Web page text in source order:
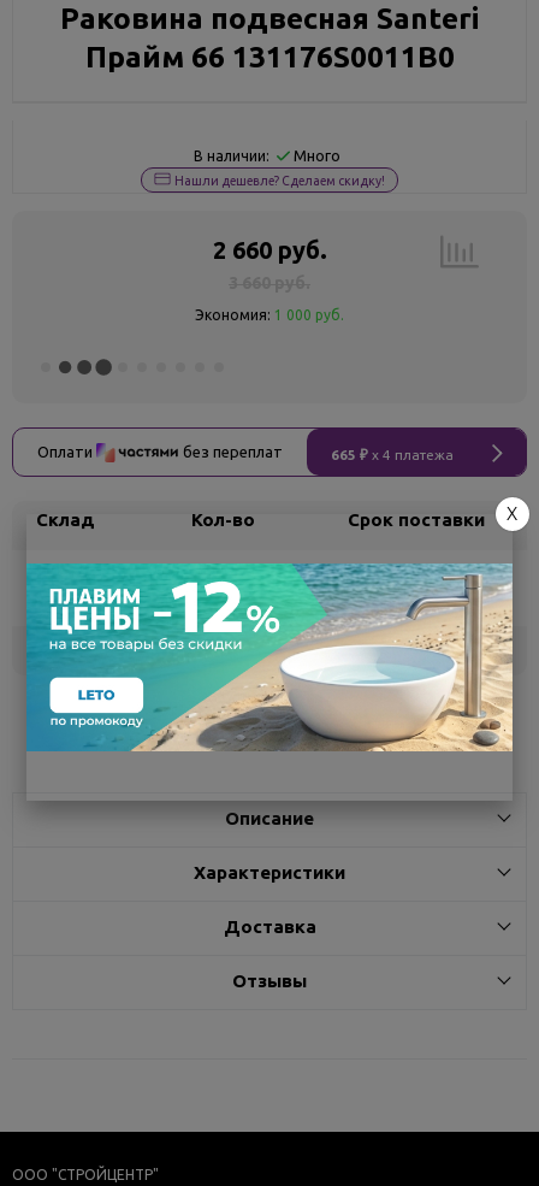
Раковина подвесная Santeri
Прайм 66 131176S0011B0
В наличии: Много
Нашли дешевле? Сделаем скидку!
2 660 руб.
Экономия: 1 000 руб.
Оплати без переплат 665 ₽ x 4 платежа
Склад Кол-во Срок поставки
Воронеж >10
Самовывоз
сегодня
Белгород под заказ 3 - 7 дней
Поделиться
Описание
Характеристики
Доставка
Отзывы
ООО "СТРОЙЦЕНТР"
X